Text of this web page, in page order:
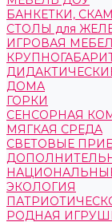
БАНКЕТКИ,
СТОЛЫ для
ИГРОВАЯ
ДОМА
ГОРКИ
СЕНСОРНАЯ
МЯГКАЯ СРЕДА
СВЕТОВЫЕ
ЭКОЛОГИЯ
РОДНАЯ